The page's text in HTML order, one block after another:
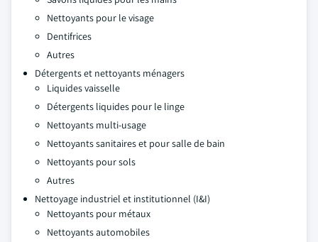
Nettoyants pour le visage
Dentifrices
Autres
Détergents et nettoyants ménagers
Liquides vaisselle
Détergents liquides pour le linge
Nettoyants multi-usage
Nettoyants sanitaires et pour salle de bain
Nettoyants pour sols
Autres
Nettoyage industriel et institutionnel (I&I)
Nettoyants pour métaux
Nettoyants automobiles